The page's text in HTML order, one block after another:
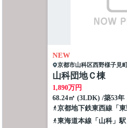
NEW
京都市山科区西野様子見
山科団地Ｃ棟
1,890万円
68.24㎡ (3LDK) /築53年
京都地下鉄東西線「
東海道本線「 山科」駅